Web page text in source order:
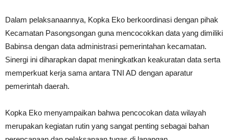
Dalam pelaksanaannya, Kopka Eko berkoordinasi dengan pihak
Kecamatan Pasongsongan guna mencocokkan data yang dimiliki
Babinsa dengan data administrasi pemerintahan kecamatan.
Sinergi ini diharapkan dapat meningkatkan keakuratan data serta
memperkuat kerja sama antara TNI AD dengan aparatur
pemerintah daerah.
Kopka Eko menyampaikan bahwa pencocokan data wilayah
merupakan kegiatan rutin yang sangat penting sebagai bahan